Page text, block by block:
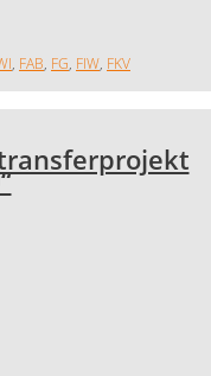
, FAB, FG, FIW, FKV